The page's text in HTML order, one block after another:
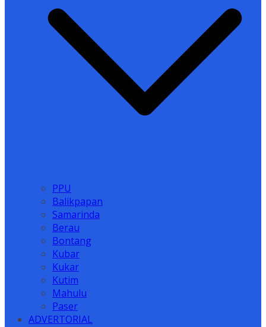
PPU
Balikpapan
Samarinda
Berau
Bontang
Kubar
Kukar
Kutim
Mahulu
Paser
ADVERTORIAL